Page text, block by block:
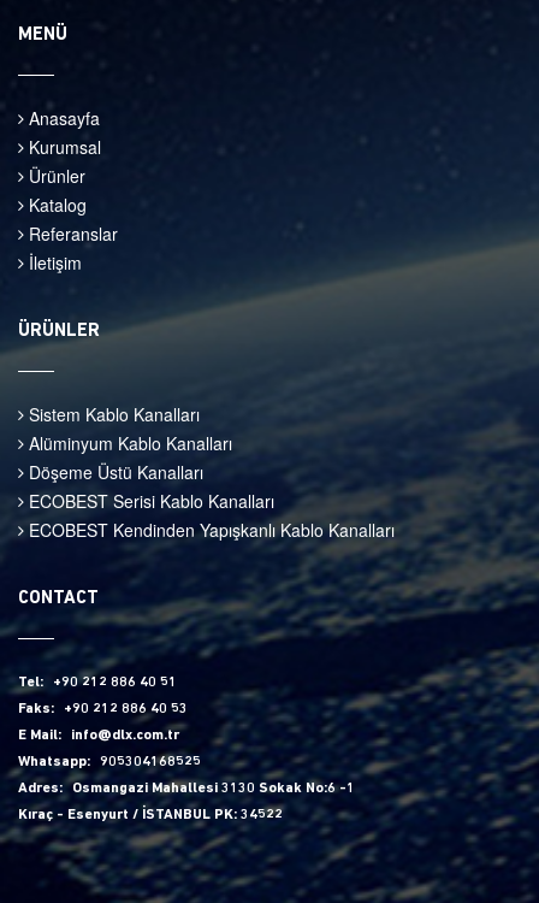
MENÜ
Anasayfa
Kurumsal
Ürünler
Katalog
Referanslar
İletişim
ÜRÜNLER
Sistem Kablo Kanalları
Alüminyum Kablo Kanalları
Döşeme Üstü Kanalları
ECOBEST Serisi Kablo Kanalları
ECOBEST Kendinden Yapışkanlı Kablo Kanalları
CONTACT
Tel:
+90 212 886 40 51
Faks:
+90 212 886 40 53
E Mail:
info@dlx.com.tr
Whatsapp:
905304168525
Adres:
Osmangazi Mahallesi 3130 Sokak No:6 -1
Kıraç - Esenyurt / İSTANBUL PK: 34522